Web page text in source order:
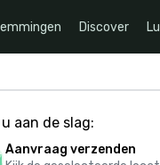
Discover
aan de slag:
Aanvraag verzenden